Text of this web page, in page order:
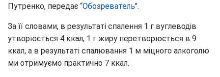
Путренко, передає “Обозреватель”.
За її словами, в результаті спалення 1 г вуглеводів
утворюється 4 ккал, 1 г жиру перетворюється в 9
ккал, а в результаті спалювання 1 м міцного алкоголю
ми отримуємо практично 7 ккал.